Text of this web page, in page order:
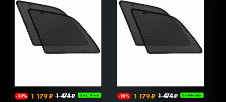
-20% 1 179 ₽ 1 474 ₽ В НАЛИЧИИ -20% 1 179 ₽ 1 474 ₽ В НАЛИЧИИ